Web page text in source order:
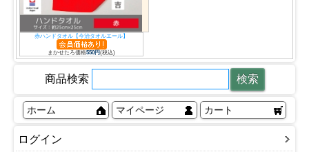
赤ハンドタオル【今治タオルエール】
まかせたろ価格550円(税込)
商品検索
ホーム マイページ カート
ログイン